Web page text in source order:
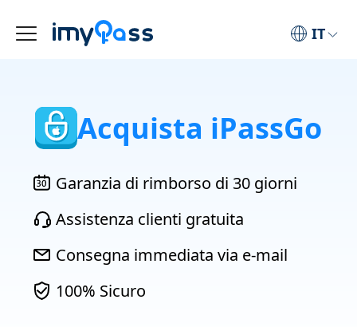
IT
Acquista iPassGo
Garanzia di rimborso di 30 giorni
Assistenza clienti gratuita
Consegna immediata via e-mail
100% Sicuro